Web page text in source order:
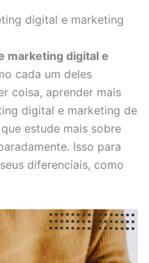
digital e marketing
marketing digital e
cada um deles
coisa, aprender mais
digital e marketing de
estude mais sobre
Isso para
diferenciais, como